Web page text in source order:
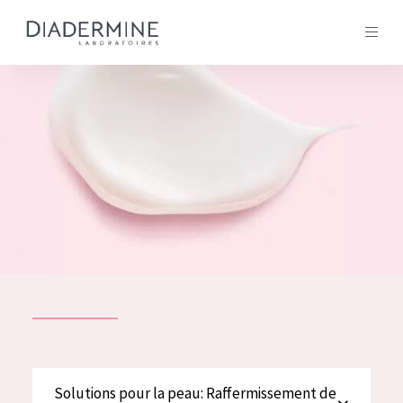
SOLUTIONS POUR LA PEAU
TOUS LES PRODUIT
ACCUEIL
Composition
Solutions pour la peau: Raffermissement de